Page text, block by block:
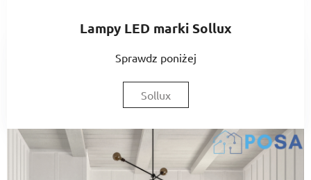
Lampy LED marki Sollux
Sprawdz poniżej
Sollux